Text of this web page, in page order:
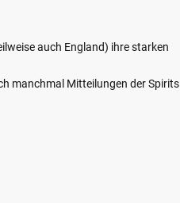
auch England) ihre starken
manchmal Mitteilungen der Spirits